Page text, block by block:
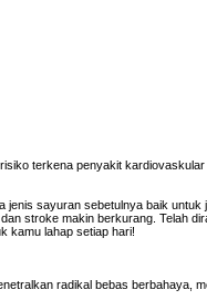
terkena penyakit
sayuran sebetulnya baik untuk
stroke makin berkurang. Telah
kamu lahap setiap hari!
radikal bebas berbahaya,